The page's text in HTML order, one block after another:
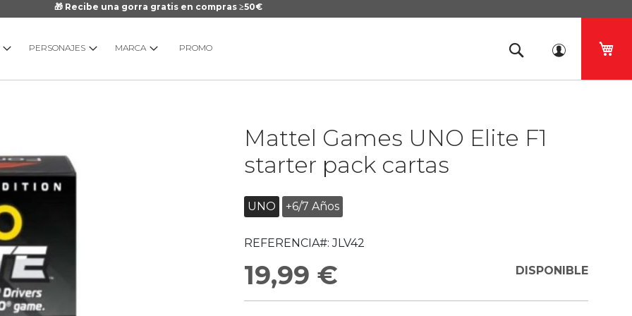
🎁 Recibe una gorra gratis en compras ≥50€
PERSONAJES MARCA PROMO
Mattel Games UNO Elite F1
starter pack cartas
UNO +6/7 Años
REFERENCIA#: JLV42
19,99 € DISPONIBLE
galería
imágenes